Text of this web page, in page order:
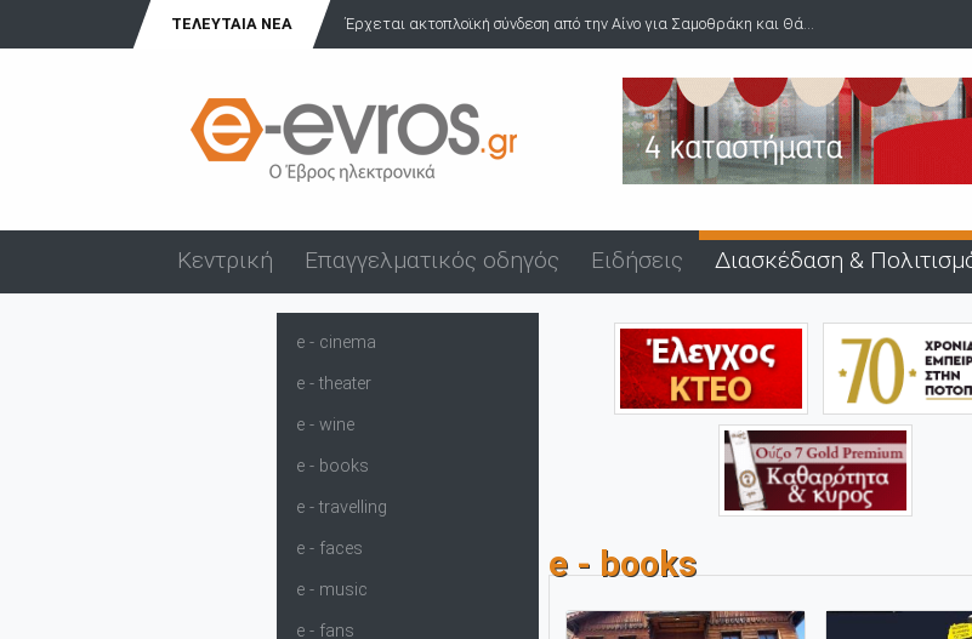
ΤΕΛΕΥΤΑΊΑ ΝΈΑ
Έρχεται ακτοπλοϊκή σύνδεση από την Αίνο για Σαμοθράκη και Θά... Σοκ και θλίψη στην Αλεξανδρούπολη για τον
Κεντρική Επαγγελματικός οδηγός Ειδήσεις Διασκέδαση &
e - cinema
e - theater
e - wine
e - books
e - travelling
e - faces
e - music
e - fans
e - books